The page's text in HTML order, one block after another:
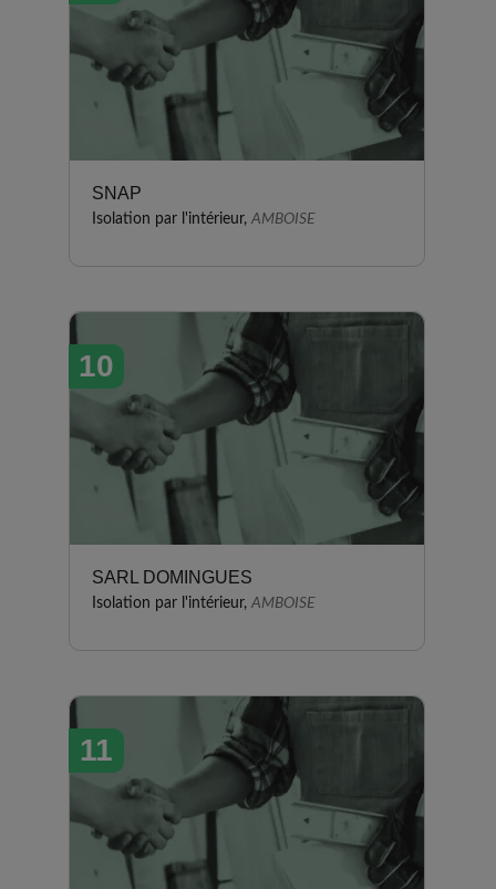
SNAP
Isolation par l'intérieur, AMBOISE
10
SARL DOMINGUES
Isolation par l'intérieur, AMBOISE
11